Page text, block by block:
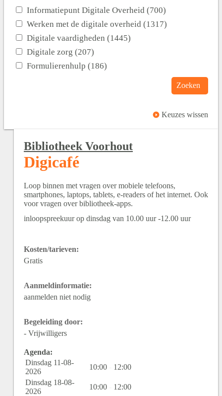
Informatiepunt Digitale Overheid (700)
Werken met de digitale overheid (1317)
Digitale vaardigheden (1445)
Digitale zorg (207)
Formulierenhulp (186)
Zoeken
Keuzes wissen
Bibliotheek Voorhout
Digicafé
Loop binnen met vragen over mobiele telefoons,
smartphones, laptops, tablets, e-readers of het internet. Ook
voor vragen over bibliotheek-apps.
inloopspreekuur op dinsdag van 10.00 uur -12.00 uur
Kosten/tarieven:
Gratis
Aanmeldinformatie:
aanmelden niet nodig
Begeleiding door:
- Vrijwilligers
Agenda:
Dinsdag 11-08-
2026
10:00
12:00
Dinsdag 18-08-
2026
10:00
12:00